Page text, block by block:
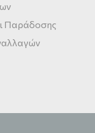
Παράδοσης